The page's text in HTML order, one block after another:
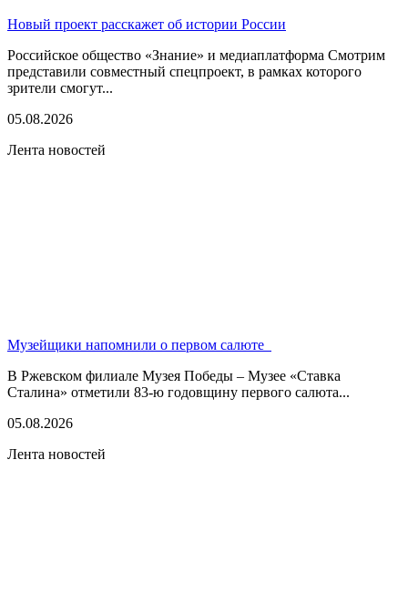
Новый проект расскажет об истории России
Российское общество «Знание» и медиаплатформа Смотрим
представили совместный спецпроект, в рамках которого
зрители смогут...
05.08.2026
Лента новостей
Музейщики напомнили о первом салюте
В Ржевском филиале Музея Победы – Музее «Ставка
Сталина» отметили 83-ю годовщину первого салюта...
05.08.2026
Лента новостей